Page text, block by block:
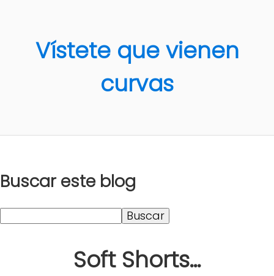
Vístete que vienen
curvas
Buscar este blog
Soft Shorts...